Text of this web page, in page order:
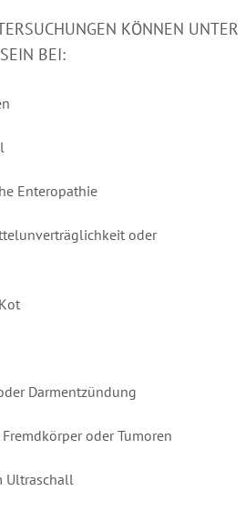
KÖNNEN UNTER
BEI:
Enteropathie
oder
Darmentzündung
oder Tumoren
Ultraschall